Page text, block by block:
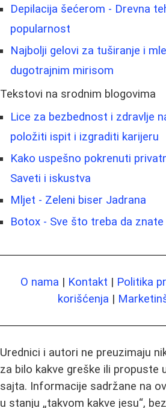
Depilacija šećerom - Drevna
popularnost
Najbolji gelovi za tuširanje i
dugotrajnim mirisom
Tekstovi na srodnim blogovima
Lice za bezbednost i zdravlje
položiti ispit i izgraditi karijeru
Kako uspešno pokrenuti
Saveti i iskustva
Mljet - Zeleni biser Jadrana
Botox - Sve što treba da
O nama | Kontakt | Politika
korišćenja |
Urednici i autori ne preuzimaju
za bilo kakve greške ili propuste
sajta. Informacije sadržane na
u stanju „takvom kakve jesu“,